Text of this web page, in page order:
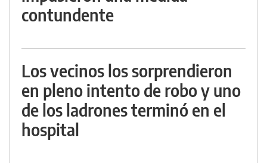
contundente
Los vecinos los sorprendieron
en pleno intento de robo y uno
de los ladrones terminó en el
hospital